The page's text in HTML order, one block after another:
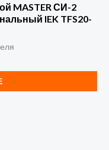
MASTER СИ-2
IEK TFS20-